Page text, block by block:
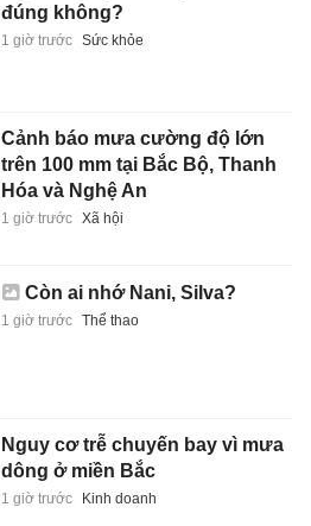
đúng không?
1 giờ trước Sức khỏe
Cảnh báo mưa cường độ lớn
trên 100 mm tại Bắc Bộ, Thanh
Hóa và Nghệ An
1 giờ trước Xã hội
Còn ai nhớ Nani, Silva?
1 giờ trước Thể thao
Nguy cơ trễ chuyến bay vì mưa
dông ở miền Bắc
1 giờ trước Kinh doanh